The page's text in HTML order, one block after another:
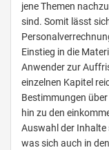
jene Themen
sind. Somit lässt
Einstieg in die
Anwender zur
einzelnen Kapitel
Bestimmungen
hin zu den
Auswahl der Inhalte
was sich auch in